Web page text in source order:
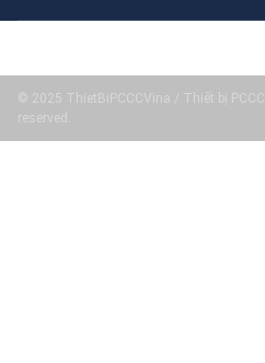
© 2025 ThietBiPCCCVina / Thiết bị
reserved.